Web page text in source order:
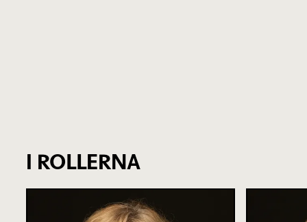
I ROLLERNA